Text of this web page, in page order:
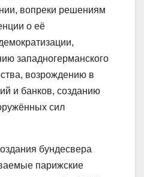
вопреки решениям
о её
западногерманского
возрождению в
и банков, созданию
сил
бундесвера
парижские